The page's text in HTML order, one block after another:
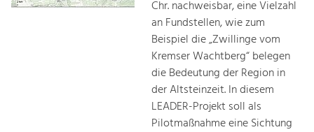
Chr. nachweisbar, eine Vielzahl
an Fundstellen, wie zum
Beispiel die „Zwillinge vom
Kremser Wachtberg“ belegen
die Bedeutung der Region in
der Altsteinzeit. In diesem
LEADER-Projekt soll als
Pilotmaßnahme eine Sichtung